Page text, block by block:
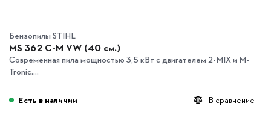
Бензопилы STIHL
MS 362 C-M VW (40 см.)
Современная пила мощностью 3,5 кВт с двигателем 2-MIX и M-
Tronic....
В сравнение
Есть в наличии